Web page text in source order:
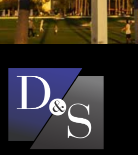
c
i